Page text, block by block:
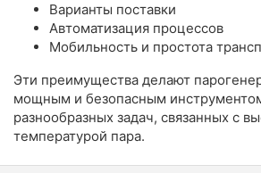
Варианты поставки
Автоматизация процессов
Мобильность и простота
Эти преимущества делают
мощным и безопасным
разнообразных задач, связанных с
температурой пара.